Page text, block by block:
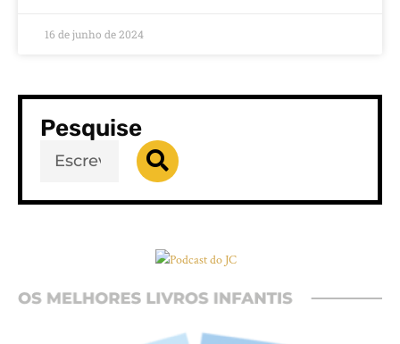
16 de junho de 2024
Pesquise